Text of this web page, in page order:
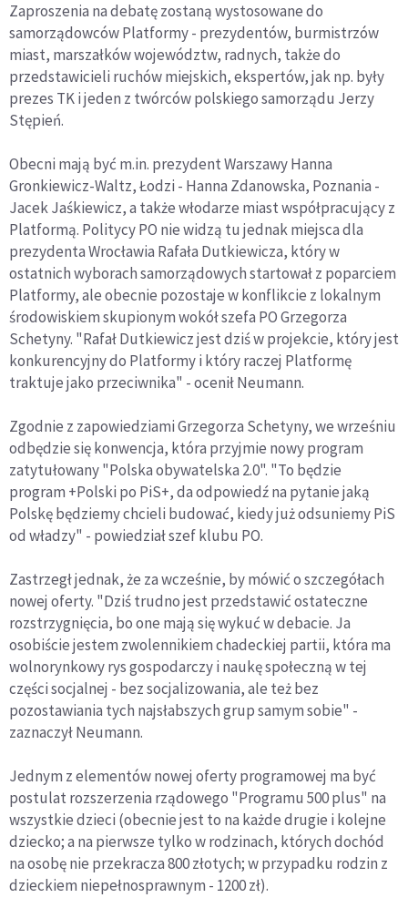
Zaproszenia na debatę zostaną wystosowane do
samorządowców Platformy - prezydentów, burmistrzów
miast, marszałków województw, radnych, także do
przedstawicieli ruchów miejskich, ekspertów, jak np. były
prezes TK i jeden z twórców polskiego samorządu Jerzy
Stępień.
Obecni mają być m.in. prezydent Warszawy Hanna
Gronkiewicz-Waltz, Łodzi - Hanna Zdanowska, Poznania -
Jacek Jaśkiewicz, a także włodarze miast współpracujący z
Platformą. Politycy PO nie widzą tu jednak miejsca dla
prezydenta Wrocławia Rafała Dutkiewicza, który w
ostatnich wyborach samorządowych startował z poparciem
Platformy, ale obecnie pozostaje w konflikcie z lokalnym
środowiskiem skupionym wokół szefa PO Grzegorza
Schetyny. "Rafał Dutkiewicz jest dziś w projekcie, który jest
konkurencyjny do Platformy i który raczej Platformę
traktuje jako przeciwnika" - ocenił Neumann.
Zgodnie z zapowiedziami Grzegorza Schetyny, we wrześniu
odbędzie się konwencja, która przyjmie nowy program
zatytułowany "Polska obywatelska 2.0". "To będzie
program +Polski po PiS+, da odpowiedź na pytanie jaką
Polskę będziemy chcieli budować, kiedy już odsuniemy PiS
od władzy" - powiedział szef klubu PO.
Zastrzegł jednak, że za wcześnie, by mówić o szczegółach
nowej oferty. "Dziś trudno jest przedstawić ostateczne
rozstrzygnięcia, bo one mają się wykuć w debacie. Ja
osobiście jestem zwolennikiem chadeckiej partii, która ma
wolnorynkowy rys gospodarczy i naukę społeczną w tej
części socjalnej - bez socjalizowania, ale też bez
pozostawiania tych najsłabszych grup samym sobie" -
zaznaczył Neumann.
Jednym z elementów nowej oferty programowej ma być
postulat rozszerzenia rządowego "Programu 500 plus" na
wszystkie dzieci (obecnie jest to na każde drugie i kolejne
dziecko; a na pierwsze tylko w rodzinach, których dochód
na osobę nie przekracza 800 złotych; w przypadku rodzin z
dzieckiem niepełnosprawnym - 1200 zł).